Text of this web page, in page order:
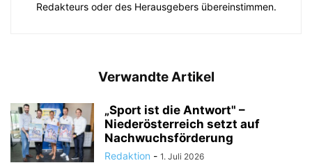
Redakteurs oder des Herausgebers übereinstimmen.
Verwandte Artikel
„Sport ist die Antwort" –
Niederösterreich setzt auf
Nachwuchsförderung
Redaktion - 1. Juli 2026